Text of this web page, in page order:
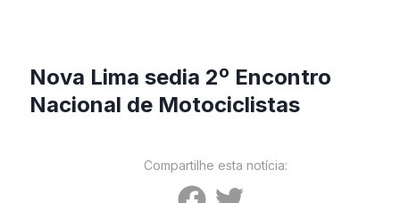
Nova Lima sedia 2º Encontro
Nacional de Motociclistas
Compartilhe esta notícia: